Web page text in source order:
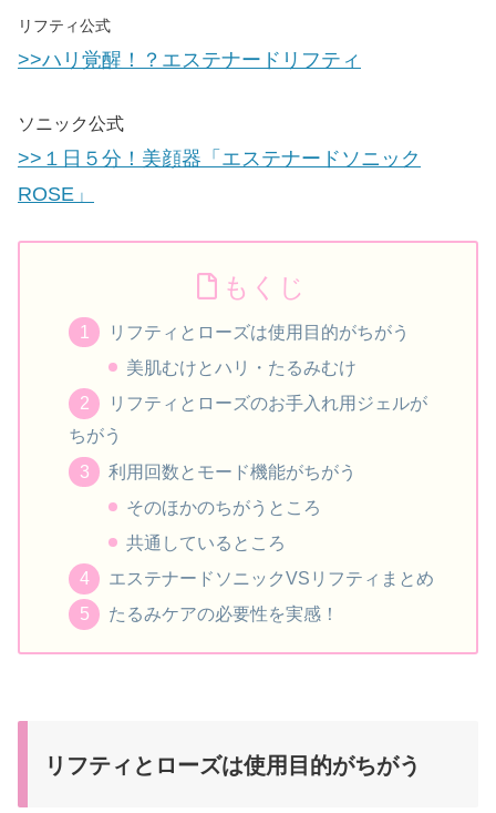
リフティ公式
>>ハリ覚醒！？エステナードリフティ
ソニック公式
>>１日５分！美顔器「エステナードソニック
ROSE」
もくじ
リフティとローズは使用目的がちがう
美肌むけとハリ・たるみむけ
リフティとローズのお手入れ用ジェルが
ちがう
利用回数とモード機能がちがう
そのほかのちがうところ
共通しているところ
エステナードソニックVSリフティまとめ
たるみケアの必要性を実感！
リフティとローズは使用目的がちがう